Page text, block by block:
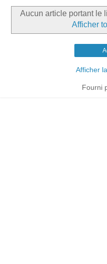
Aucun article portant le
Afficher
Afficher
Fourni